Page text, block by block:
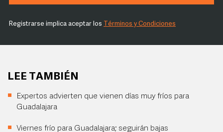
Registrarse implica aceptar los Términos y Condiciones
LEE TAMBIÉN
Expertos advierten que vienen días muy fríos para
Guadalajara
Viernes frío para Guadalajara; seguirán bajas